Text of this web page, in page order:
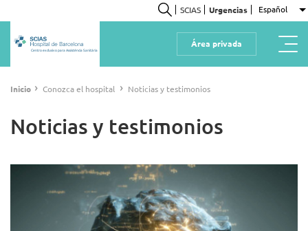
al
contenido
principal
Buscar
SCIAS Urgencias Español
Centro exclusivo para Assistència Sanitària
Área privada
Ruta
navegación
Inicio › Conozca el hospital › Noticias y testimonios
Noticias y testimonios